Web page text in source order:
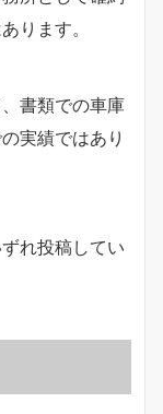
ります。
書類での車庫
実績ではあり
れ投稿してい